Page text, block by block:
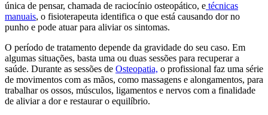
única de pensar, chamada de raciocínio osteopático, e técnicas
manuais, o fisioterapeuta identifica o que está causando dor no
punho e pode atuar para aliviar os sintomas.
O período de tratamento depende da gravidade do seu caso. Em
algumas situações, basta uma ou duas sessões para recuperar a
saúde. Durante as sessões de Osteopatia, o profissional faz uma série
de movimentos com as mãos, como massagens e alongamentos, para
trabalhar os ossos, músculos, ligamentos e nervos com a finalidade
de aliviar a dor e restaurar o equilíbrio.